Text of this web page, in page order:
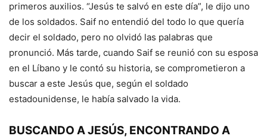
primeros auxilios. “Jesús te salvó en este día”, le dijo uno
de los soldados. Saif no entendió del todo lo que quería
decir el soldado, pero no olvidó las palabras que
pronunció. Más tarde, cuando Saif se reunió con su esposa
en el Líbano y le contó su historia, se comprometieron a
buscar a este Jesús que, según el soldado
estadounidense, le había salvado la vida.
BUSCANDO A JESÚS, ENCONTRANDO A